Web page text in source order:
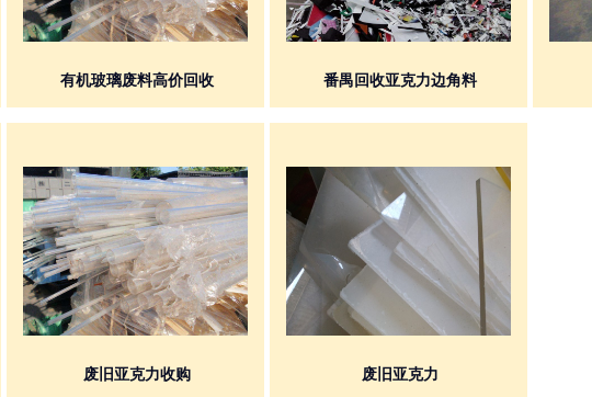
士
有机玻璃废料高价回收 番禺回收亚克力边角料
废旧亚克力收购 废旧亚克力